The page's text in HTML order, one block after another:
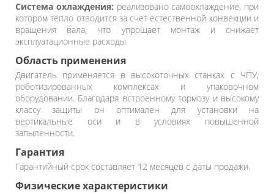
Система охлаждения: реализовано самоохлаждение, при
котором тепло отводится за счет естественной конвекции и
вращения вала, что упрощает монтаж и снижает
эксплуатационные расходы.
Область применения
Двигатель применяется в высокоточных станках с ЧПУ,
роботизированных комплексах и упаковочном
оборудовании. Благодаря встроенному тормозу и высокому
классу защиты он оптимален для установки на
вертикальные оси и в условиях повышенной
запыленности.
Гарантия
Гарантийный срок составляет 12 месяцев с даты продажи.
Физические характеристики